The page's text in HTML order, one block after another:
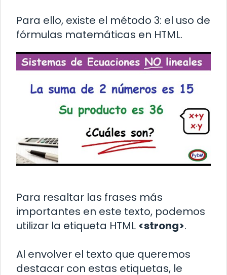
Para ello, existe el método 3: el uso de
fórmulas matemáticas en HTML.
Para resaltar las frases más
importantes en este texto, podemos
utilizar la etiqueta HTML <strong>.
Al envolver el texto que queremos
destacar con estas etiquetas, le